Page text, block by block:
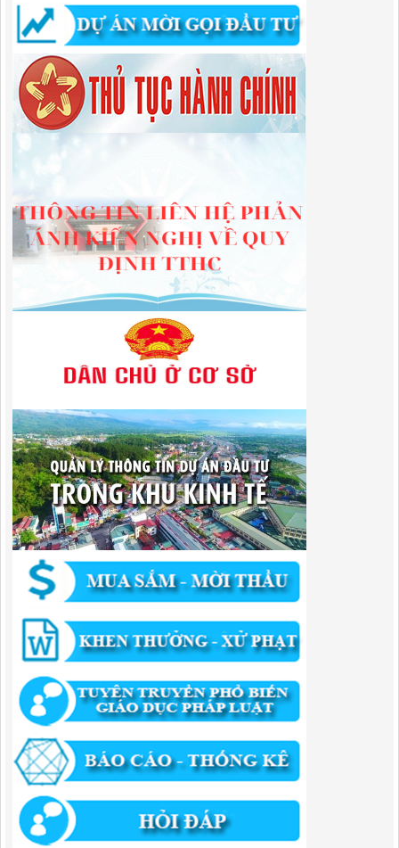
Lượt xem:516 | lượt tải:363
314/QĐ-BQLKKT
QUYẾT ĐỊNH Về việc công bố công khai thu hồi dự toán chi ngân
sách năm 2024
Lượt xem:488 | lượt tải:337
225/QĐ-BQLKKT
QUYẾT ĐỊNH Về việc công bố công khai giao dự toán chi ngân sách
năm 2024
01/2026/NQ-HĐND
Nghị Quyết Quy định mức thu, chế độ thu, nộp, quản lý và sử dụng
Phí sử dụng công trình kết cấu hạ tầng, công trình dịch vụ, tiện ích
công cộng trong khu vực cửa khẩu trên địa bàn tỉnh Cao Bằng
Lượt xem:314 | lượt tải:109
1787/QĐ-UBND
Quyết Định Công bố danh mục thủ tục hành chính sửa đổi, bổ sung,
bãi bỏ trong lĩnh vực đầu tư theo phương thức đối tác công tư; đấu
thầu lựa chọn nhà đầu tư thuộc thẩm quyền giải quyết của Sở Tài
chính, Ban Quản lý Khu kinh tế tỉnh, UBND cấp xã tỉnh CB
Lượt xem:303 | lượt tải:303
182/QĐ-BQLKKT
Quyết Định Công khai điều chỉnh, bổ sung Kế hoạch vốn đầu tư
công năm 2025
Lượt xem:457 | lượt tải:351
1174/QĐ-UBND
QUYẾT ĐỊNH Về việc công bố danh mục thủ tục HC được sửa đổi,bổ
sung và phê duyệt quy trình nội bộ giải quyết TTHC trong lĩnh vực
hoạt động xây dựng theo quy định phân quyền,phân cấp,phân định
thẩm quyền thuộc phạm vi giải quyết của Ban QLKKT
Lượt xem:436 | lượt tải:524
346/QĐ-UBND
QUYẾT ĐỊNH Về việc phê duyệt quy trình nội bộ giải quyết thủ tục
quyền giải quyết của Ban Quản lý Khu kinh tế tỉnh Cao Bằng
Lượt xem:514 | lượt tải:318
55/QĐ-BQLKKT
QUYẾT ĐỊNH Công khai điều chỉnh, bổ sung Kế hoạch vốn đầu tư
công năm 2025
Lượt xem:821 | lượt tải:421
294/QĐ-UBND
QUYẾT ĐỊNH Về việc phê duyệt quy trình nội bộ giải quyết thủ tục